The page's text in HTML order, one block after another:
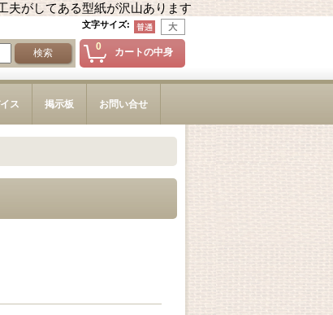
夫がしてある型紙が沢山あります
文字サイズ:
0 カートの中身
ス 掲示板 お問い合せ